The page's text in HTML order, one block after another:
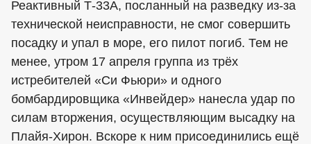
Реактивный Т-33А, посланный на разведку из-за
технической неисправности, не смог совершить
посадку и упал в море, его пилот погиб. Тем не
менее, утром 17 апреля группа из трёх
истребителей «Си Фьюри» и одного
бомбардировщика «Инвейдер» нанесла удар по
силам вторжения, осуществляющим высадку на
Плайя-Хирон. Вскоре к ним присоединились ещё